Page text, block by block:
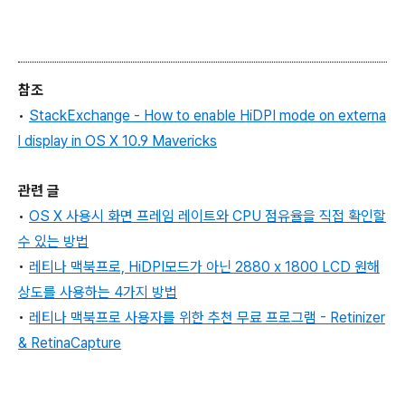
참조
• StackExchange - How to enable HiDPI mode on externa
l display in OS X 10.9 Mavericks
관련 글
• OS X 사용시 화면 프레임 레이트와 CPU 점유율을 직접 확인할
수 있는 방법
• 레티나 맥북프로, HiDPI모드가 아닌 2880 x 1800 LCD 원해
상도를 사용하는 4가지 방법
• 레티나 맥북프로 사용자를 위한 추천 무료 프로그램 - Retinizer
& RetinaCapture